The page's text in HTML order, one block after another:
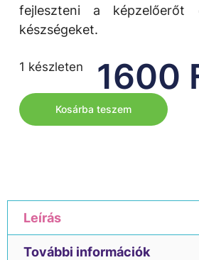
fejleszteni a képzelőerőt
készségeket.
1600
1 készleten
Kosárba teszem
Leírás
További információk